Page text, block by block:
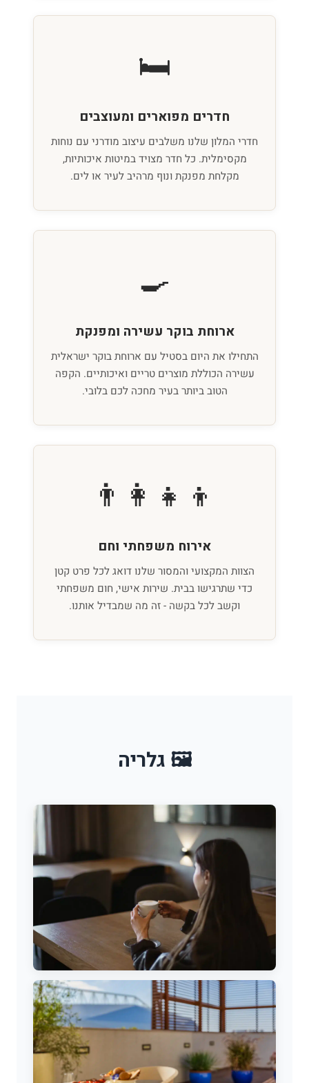
🛏️
חדרים מפוארים ומעוצבים
חדרי המלון שלנו משלבים עיצוב מודרני עם נוחות
מקסימלית. כל חדר מצויד במיטות איכותיות,
מקלחת מפנקת ונוף מרהיב לעיר או לים.
🍳
ארוחת בוקר עשירה ומפנקת
התחילו את היום בסטיל עם ארוחת בוקר ישראלית
עשירה הכוללת מוצרים טריים ואיכותיים. הקפה
הטוב ביותר בעיר מחכה לכם בלובי.
👨‍👩‍👧‍👦
אירוח משפחתי וחם
הצוות המקצועי והמסור שלנו דואג לכל פרט קטן
כדי שתרגישו בבית. שירות אישי, חום משפחתי
וקשב לכל בקשה - זה מה שמבדיל אותנו.
🖼️ גלריה